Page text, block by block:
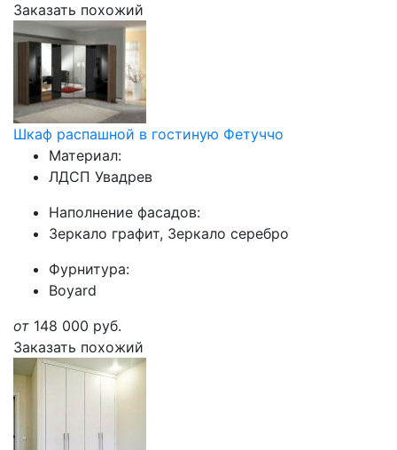
Заказать похожий
Шкаф распашной в гостиную Фетуччо
Материал:
ЛДСП Увадрев
Наполнение фасадов:
Зеркало графит, Зеркало серебро
Фурнитура:
Boyard
от 148 000 руб.
Заказать похожий